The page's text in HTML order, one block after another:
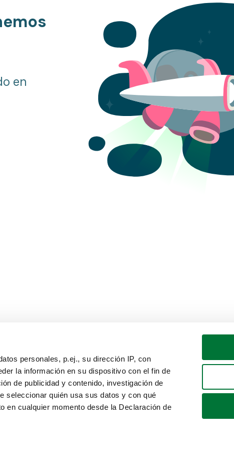
personales, p.ej., su dirección IP, con
la información en su dispositivo con el fin de
de publicidad y contenido, investigación de
seleccionar quién usa sus datos y con qué
en cualquier momento desde la Declaración de
en